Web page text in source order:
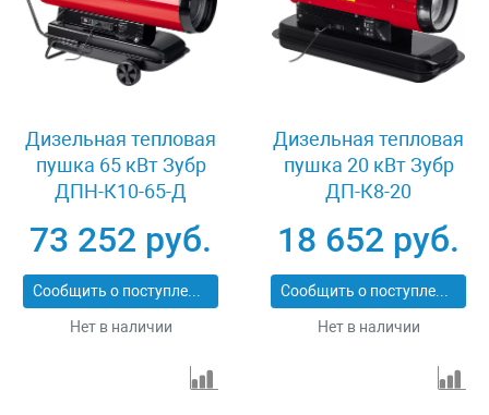
Дизельная тепловая
пушка 65 кВт Зубр
ДПН-К10-65-Д
73 252 руб.
Сообщить о поступлении
Нет в наличии
Дизельная тепловая
пушка 20 кВт Зубр
ДП-К8-20
18 652 руб.
Сообщить о поступлении
Нет в наличии